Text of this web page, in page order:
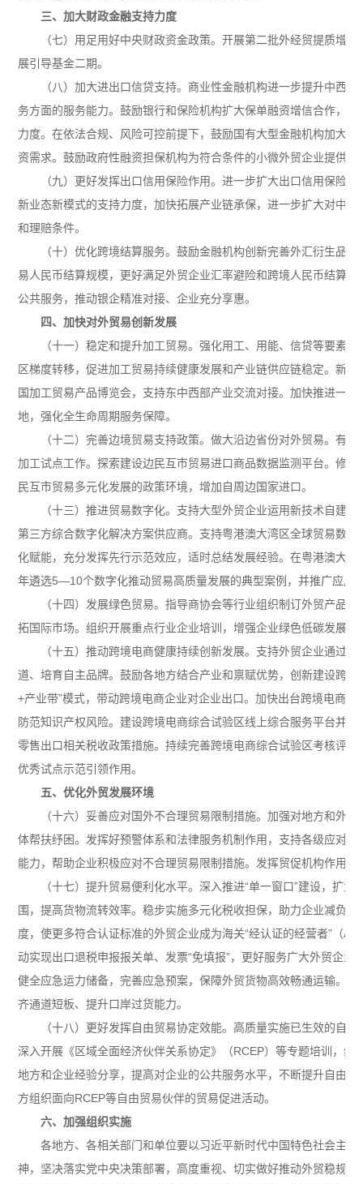
三、加大财政金融支持力度
（七）用足用好中央财政资金政策。 开展第二批外经贸提质增
展引导基金二期。
（八）加大进出口信贷支持。 商业性金融机构进一步提升中西
务方面的服务能力。鼓励银行和保险机构扩大保单融资增信合作，
力度。在依法合规、风险可控前提下，鼓励国有大型金融机构加大
资需求。鼓励政府性融资担保机构为符合条件的小微外贸企业提供融
（九）更好发挥出口信用保险作用。 进一步扩大出口信用保险
新业态新模式的支持力度，加快拓展产业链承保，进一步扩大对中
和理赔条件。
（十）优化跨境结算服务。 鼓励金融机构创新完善外汇衍生品
易人民币结算规模，更好满足外贸企业汇率避险和跨境人民币结算
公共服务，推动银企精准对接、企业充分享惠。
四、加快对外贸易创新发展
（十一）稳定和提升加工贸易。 强化用工、用能、信贷等要素
区梯度转移，促进加工贸易持续健康发展和产业链供应链稳定。新
国加工贸易产品博览会，支持东中西部产业交流对接。加快推进一批
地，强化全生命周期服务保障。
（十二）完善边境贸易支持政策。 做大沿边省份对外贸易。有
加工试点工作。探索建设边民互市贸易进口商品数据监测平台。修
民互市贸易多元化发展的政策环境，增加自周边国家进口。
（十三）推进贸易数字化。 支持大型外贸企业运用新技术自建
第三方综合数字化解决方案供应商。支持粤港澳大湾区全球贸易数
化赋能，充分发挥先行示范效应，适时总结发展经验。在粤港澳大
年遴选5—10个数字化推动贸易高质量发展的典型案例，并推广应用
（十四）发展绿色贸易。 指导商协会等行业组织制订外贸产品
拓国际市场。组织开展重点行业企业培训，增强企业绿色低碳发展意
（十五）推动跨境电商健康持续创新发展。 支持外贸企业通过跨
道、培育自主品牌。鼓励各地方结合产业和禀赋优势，创新建设跨
+产业带”模式，带动跨境电商企业对企业出口。加快出台跨境电商
防范知识产权风险。建设跨境电商综合试验区线上综合服务平台并
零售出口相关税收政策措施。持续完善跨境电商综合试验区考核评
优秀试点示范引领作用。
五、优化外贸发展环境
（十六）妥善应对国外不合理贸易限制措施。 加强对地方和外贸
体帮扶纾困。发挥好预警体系和法律服务机制作用，支持各级应对
能力，帮助企业积极应对不合理贸易限制措施。发挥贸促机构作用，
（十七）提升贸易便利化水平。 深入推进“单一窗口”建设，扩大
围，提高货物流转效率。稳步实施多元化税收担保，助力企业减负
度，使更多符合认证标准的外贸企业成为海关“经认证的经营者”（
动实现出口退税申报报关单、发票“免填报”，更好服务广大外贸企业
健全应急运力储备，完善应急预案，保障外贸货物高效畅通运输。
齐通道短板、提升口岸过货能力。
（十八）更好发挥自由贸易协定效能。 高质量实施已生效的自由
深入开展《区域全面经济伙伴关系协定》（RCEP）等专题培训，组
地方和企业经验分享，提高对企业的公共服务水平，不断提升自由
方组织面向RCEP等自由贸易伙伴的贸易促进活动。
六、加强组织实施
各地方、各相关部门和单位要以习近平新时代中国特色社会主
神，坚决落实党中央决策部署，高度重视、切实做好推动外贸稳规